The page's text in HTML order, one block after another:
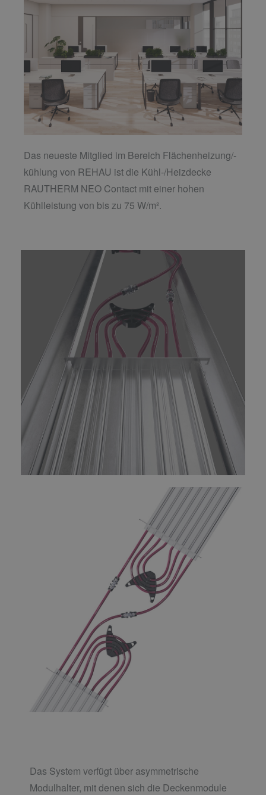
Das neueste Mitglied im Bereich Flächenheizung/-
kühlung von REHAU ist die Kühl-/Heizdecke
RAUTHERM NEO Contact mit einer hohen
Kühlleistung von bis zu 75 W/m².
Das System verfügt über asymmetrische
Modulhalter, mit denen sich die Deckenmodule